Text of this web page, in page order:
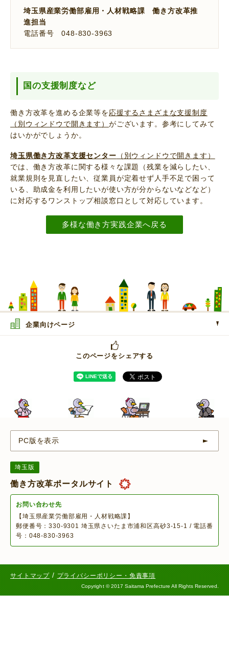
埼玉県産業労働部雇用・人材戦略課 働き方改革推
進担当
電話番号 048-830-3963
国の支援制度など
働き方改革を進める企業等を応援するさまざまな支援制度
（別ウィンドウで開きます） がございます。参考にしてみて
はいかがでしょうか。
埼玉県働き方改革支援センター （別ウィンドウで開きます）
では、働き方改革に関する様々な課題（残業を減らしたい、
就業規則を見直したい、従業員が定着せず人手不足で困って
いる、助成金を利用したいが使い方が分からないなどなど）
に対応するワンストップ相談窓口として対応しています。
多様な働き方実践企業へ戻る
企業向けページ
このページをシェアする
PC版を表示
埼玉版
働き方改革ポータルサイト
お問い合わせ先
【埼玉県産業労働部雇用・人材戦略課】
郵便番号：330-9301 埼玉県さいたま市浦和区高砂3-15-1 / 電話番
号：048-830-3963
サイトマップ / プライバシーポリシー・免責事項
Copyright ©2017 Saitama Prefecture All Rights Reserved.